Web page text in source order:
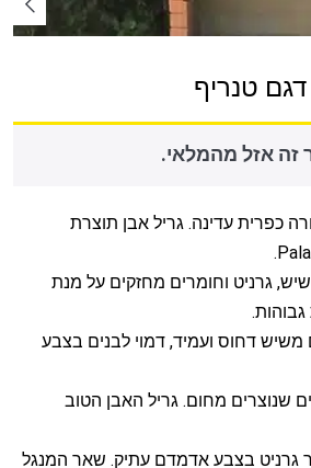
דגם טנריף
זה אזל מהמלאי.
כפרית עדינה. גריל אבן תוצרת
גרניט וחומרים מחזקים על מנת
משיש דחוס ועמיד, דמוי לבנים בצבע
שנוצרים מחום. גריל האבן הטוב
גרניט בצבע אדמדם עתיק. שאר המנגל